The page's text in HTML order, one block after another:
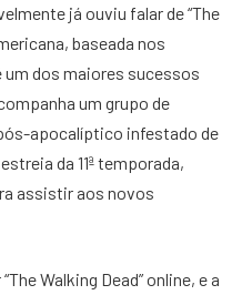
já ouviu falar de “The
baseada nos
um dos maiores sucessos
um grupo de
apocalíptico infestado de
da 11ª temporada,
assistir aos novos
Walking Dead” online, e a